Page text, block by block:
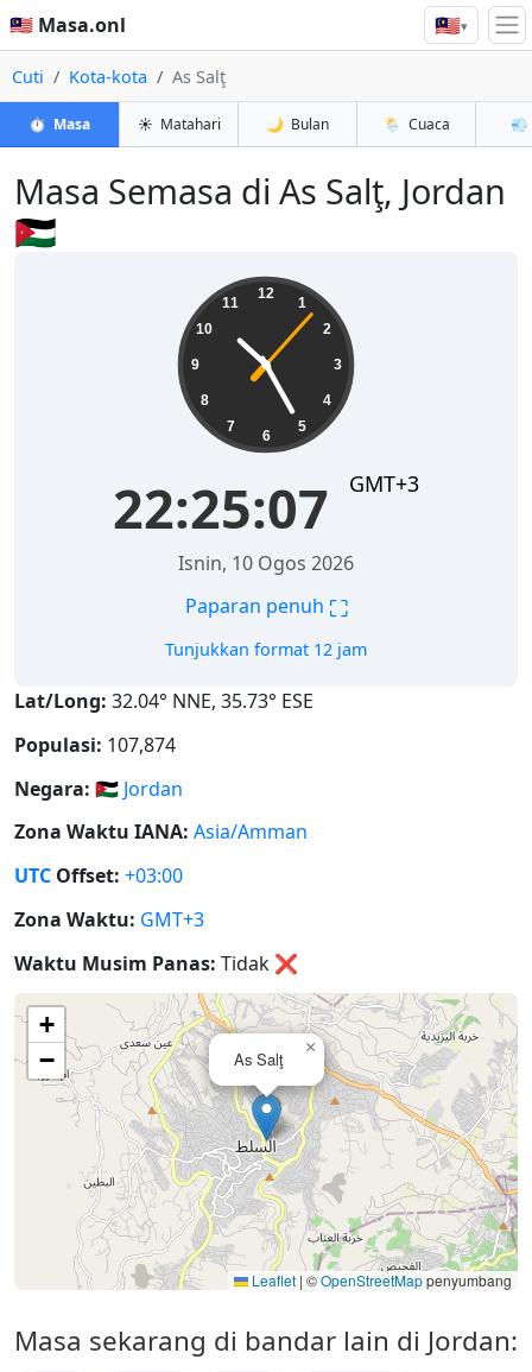
🇲🇾 Masa.onl 🇲🇾▾
Cuti Kota-kota As Salţ
⏱️ Masa ☀️ Matahari 🌙 Bulan 🌦️ Cuaca 💨
Masa Semasa di As Salţ, Jordan
🇯🇴
12
1
2
3
4
5
6
7
8
9
10
11
22:25:07 GMT+3
Isnin, 10 Ogos 2026
Paparan penuh ⛶
Tunjukkan format 12 jam
Lat/Long: 32.04° NNE, 35.73° ESE
Populasi: 107,874
Negara: 🇯🇴 Jordan
Zona Waktu IANA: Asia/Amman
UTC Offset: +03:00
Zona Waktu: GMT+3
Waktu Musim Panas: Tidak ❌
As Salţ
×
+
−
Leaflet | ©OpenStreetMappenyumbang
Masa sekarang di bandar lain di Jordan: